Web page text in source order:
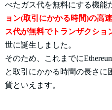
べたガス代を無料にする機能
ョン(取引にかかる時間)の高
ス代が無料でトランザクショ
世に誕生しました。
そのため、これまでに
と取引にかかる時間の長さに
貨といえます。